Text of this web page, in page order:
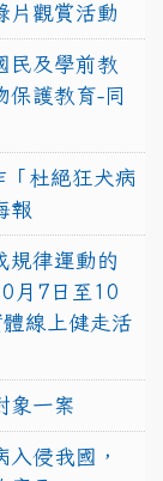
片觀賞活動
民及學前教
保護教育-同
杜絕狂犬病
報
規律運動的
月7日至10
線上健走活
象一案
侵我國，